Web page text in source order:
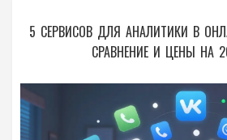
5 СЕРВИСОВ ДЛЯ АНАЛИТИКИ В
СРАВНЕНИЕ И ЦЕНЫ НА